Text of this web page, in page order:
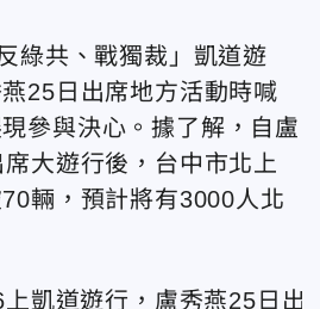
綠共、戰獨裁」凱道遊
25日出席地方活動時喊
參與決心。據了解，自盧
大遊行後，台中市北上
輛，預計將有3000人北